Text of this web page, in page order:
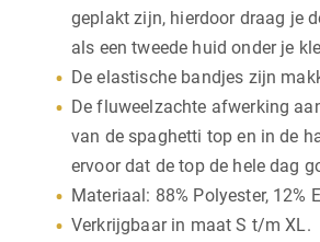
geplakt zijn, hierdoor draag je
als een tweede huid onder je
De elastische bandjes zijn
De fluweelzachte afwerking
van de spaghetti top en in de
ervoor dat de top de hele dag
Materiaal: 88% Polyester, 12%
Verkrijgbaar in maat S t/m XL.